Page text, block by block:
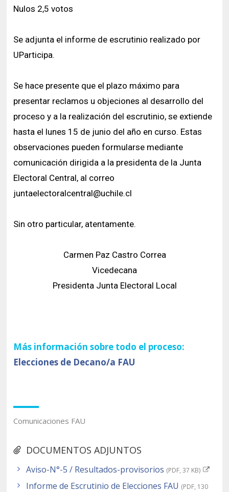
DOCUMENTOS ADJUNTOS
Aviso-N°-5 / Resultados-provisorios (PDF, 37 KB)
Informe de Escrutinio de Elecciones FAU (PDF, 130
Nulos 2,5 votos
Se adjunta el informe de escrutinio realizado por
UParticipa.
Se hace presente que el plazo máximo para
presentar reclamos u objeciones al desarrollo del
proceso y a la realización del escrutinio, se extiende
hasta el lunes 15 de junio del año en curso. Estas
observaciones pueden formularse mediante
comunicación dirigida a la presidenta de la Junta
Electoral Central, al correo
juntaelectoralcentral@uchile.cl
Sin otro particular, atentamente.
Carmen Paz Castro Correa
Vicedecana
Presidenta Junta Electoral Local
Más información sobre todo el proceso:
Elecciones de Decano/a FAU
Comunicaciones FAU